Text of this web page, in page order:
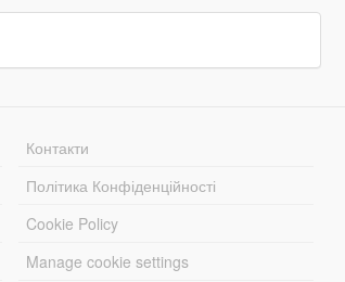
Контакти
Політика Конфіденційності
Cookie Policy
Manage cookie settings